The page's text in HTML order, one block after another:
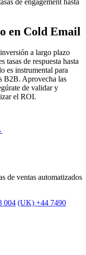
de engagement hasta
en Cold Email
a largo plazo
tasas de respuesta hasta
es instrumental para
B2B. Aprovecha las
de validar y
el ROI.
de ventas automatizados
004 (UK) +44 7490